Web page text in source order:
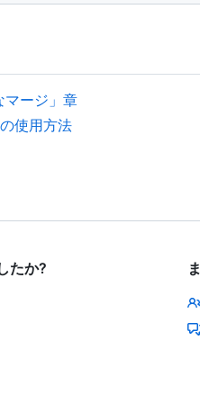
マージ」章
使用方法
たか?